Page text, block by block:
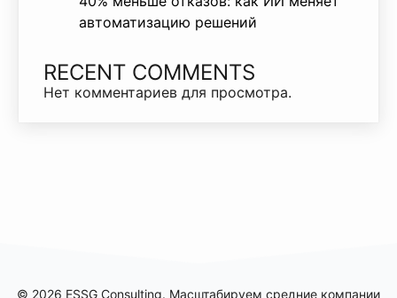
автоматизацию решений
RECENT COMMENTS
Нет комментариев для просмотра.
© 2026 ESSG Consulting. Масштабируем средние компании